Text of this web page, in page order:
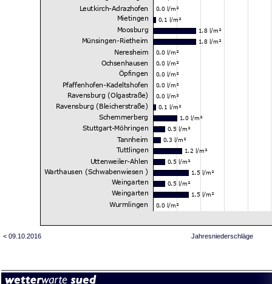
< 09.10.2016 Jahresniederschläge